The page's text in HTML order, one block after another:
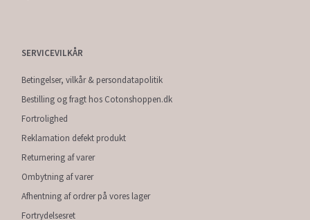
SERVICEVILKÅR
Betingelser, vilkår & persondatapolitik
Bestilling og fragt hos Cotonshoppen.dk
Fortrolighed
Reklamation defekt produkt
Returnering af varer
Ombytning af varer
Afhentning af ordrer på vores lager
Fortrydelsesret